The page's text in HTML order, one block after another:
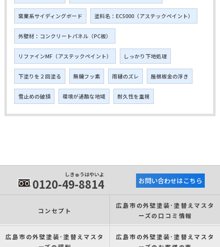
窯業系サイディングボード 塗料名：EC5000（アステックペイント）
外壁材：コンクリートパネル（PC板）
リファインMF（アステックペイント） しっかり下地処理
下塗りを２回塗る 無機フッ素 雨樋のズレ 屋根板金の浮き
雪止めの破損 環境が過酷な地域 耐久性を重視
しきゅうはやいよ
0120-49-8814 お問い合わせはこちら
コンセプト
広島市の外壁塗装･塗替えマスタ
ーズの口コミ情報
広島市の外壁塗装･塗替えマスタ
広島市の外壁塗装･塗替えマスタ